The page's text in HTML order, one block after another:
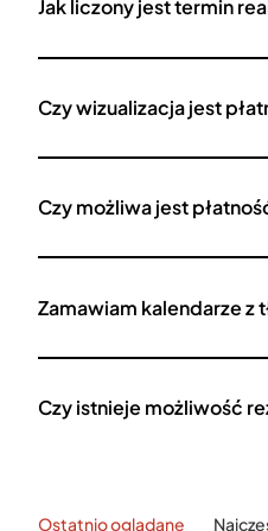
Jak liczony jest termin
Czy wizualizacja jest
Czy możliwa jest
Zamawiam kalendarze z
Czy istnieje możliwość
Ostatnio oglądane